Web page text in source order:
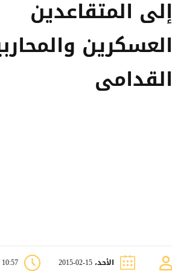
إلى المتقاعدين
العسكرين
القدامى
الأحد، 15-02-2015 10:57 ص